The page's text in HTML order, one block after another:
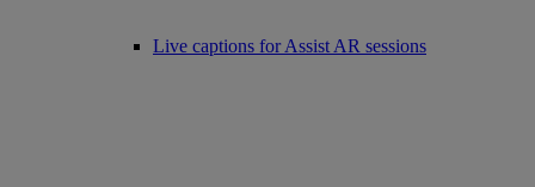
Live captions for Assist AR sessions